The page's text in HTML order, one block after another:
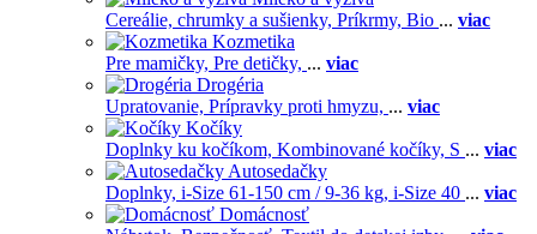
Cereálie, chrumky a sušienky, Príkrmy, Bio ... viac
Kozmetika
Pre mamičky, Pre detičky, ... viac
Drogéria
Upratovanie, Prípravky proti hmyzu, ... viac
Kočíky
Doplnky ku kočíkom, Kombinované kočíky, S ... viac
Autosedačky
Doplnky, i-Size 61-150 cm / 9-36 kg, i-Size 40 ... viac
Domácnosť